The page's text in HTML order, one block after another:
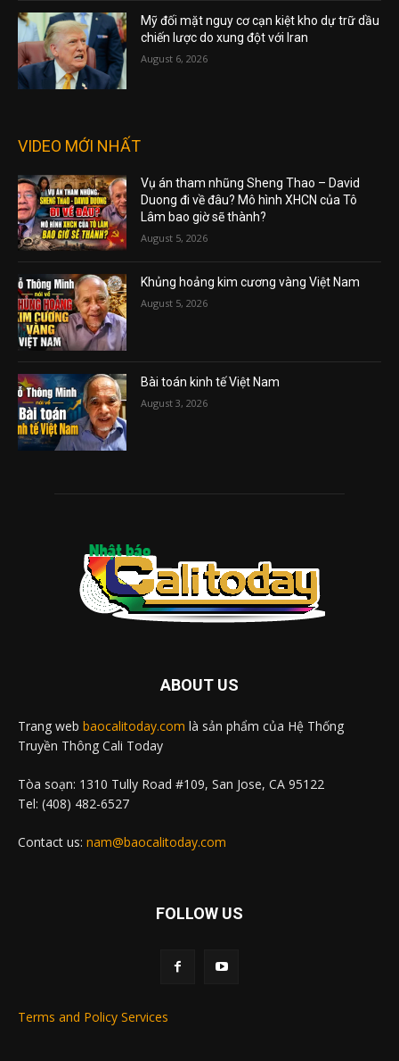
Mỹ đối mặt nguy cơ cạn kiệt kho dự trữ dầu
chiến lược do xung đột với Iran
August 6, 2026
VIDEO MỚI NHẤT
Vụ án tham nhũng Sheng Thao – David
Duong đi về đâu? Mô hình XHCN của Tô
Lâm bao giờ sẽ thành?
August 5, 2026
Khủng hoảng kim cương vàng Việt Nam
August 5, 2026
Bài toán kinh tế Việt Nam
August 3, 2026
ABOUT US
Trang web baocalitoday.com là sản phẩm của Hệ Thống
Truyền Thông Cali Today
Tòa soạn: 1310 Tully Road #109, San Jose, CA 95122
Tel: (408) 482-6527
Contact us: nam@baocalitoday.com
FOLLOW US
Terms and Policy Services